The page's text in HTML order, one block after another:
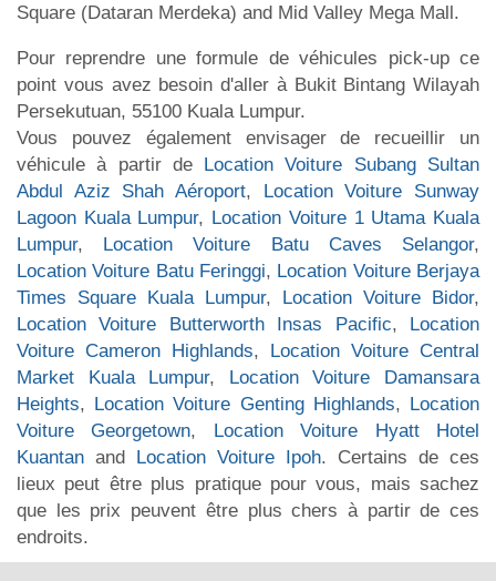
Square (Dataran Merdeka) and Mid Valley Mega Mall.
Pour reprendre une formule de véhicules pick-up ce
point vous avez besoin d'aller à Bukit Bintang Wilayah
Persekutuan, 55100 Kuala Lumpur.
Vous pouvez également envisager de recueillir un
véhicule à partir de Location Voiture Subang Sultan
Abdul Aziz Shah Aéroport, Location Voiture Sunway
Lagoon Kuala Lumpur, Location Voiture 1 Utama Kuala
Lumpur, Location Voiture Batu Caves Selangor,
Location Voiture Batu Feringgi, Location Voiture Berjaya
Times Square Kuala Lumpur, Location Voiture Bidor,
Location Voiture Butterworth Insas Pacific, Location
Voiture Cameron Highlands, Location Voiture Central
Market Kuala Lumpur, Location Voiture Damansara
Heights, Location Voiture Genting Highlands, Location
Voiture Georgetown, Location Voiture Hyatt Hotel
Kuantan and Location Voiture Ipoh. Certains de ces
lieux peut être plus pratique pour vous, mais sachez
que les prix peuvent être plus chers à partir de ces
endroits.